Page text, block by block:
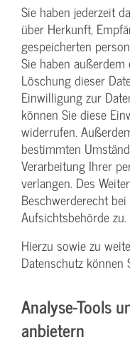
Sie haben jederzeit
über Herkunft,
gespeicherten
Sie haben
Löschung dieser
Einwilligung zur
können Sie diese
widerrufen.
bestimmten
Verarbeitung Ihrer
verlangen. Des
Beschwerderecht
Aufsichtsbehörde zu.
Hierzu sowie zu
Datenschutz können
Analyse-Tools
anbietern